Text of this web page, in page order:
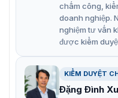
cao thuận lợi cho
minh nhanh thông tin
Phù hợp với mọi hệ
Vỏ ngoài bằng kim
theo thời gian cũng
chấm công,
doanh nghiệp.
nghiệm tư vấn
được kiểm
KIỂM DUYỆT
Đặng Đình